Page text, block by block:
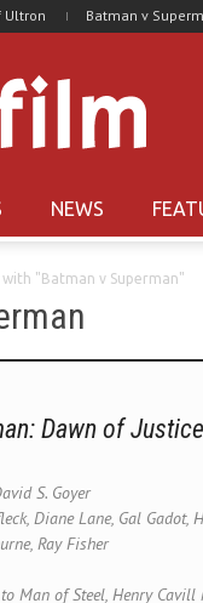
Ultron Batman v
NEWS
"Batman v Superman"
Dawn of
S. Goyer
Diane Lane, Gal Gadot,
Ray Fisher
Man of Steel, Henry Cavill